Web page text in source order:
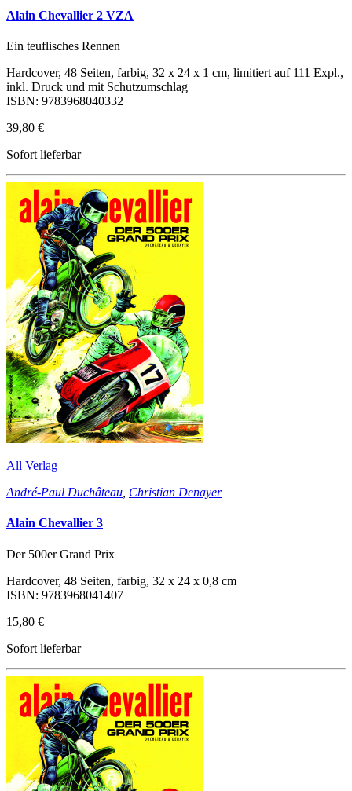
Alain Chevallier 2 VZA
Ein teuflisches Rennen
Hardcover, 48 Seiten, farbig, 32 x 24 x 1 cm, limitiert auf 111 Expl.,
inkl. Druck und mit Schutzumschlag
ISBN: 9783968040332
39,80 €
Sofort lieferbar
All Verlag
André-Paul Duchâteau Christian Denayer
Alain Chevallier 3
Der 500er Grand Prix
Hardcover, 48 Seiten, farbig, 32 x 24 x 0,8 cm
ISBN: 9783968041407
15,80 €
Sofort lieferbar